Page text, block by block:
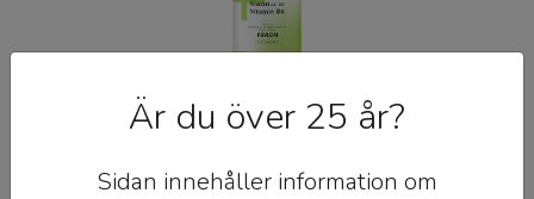
Är du över 25 år?
Sidan innehåller information om